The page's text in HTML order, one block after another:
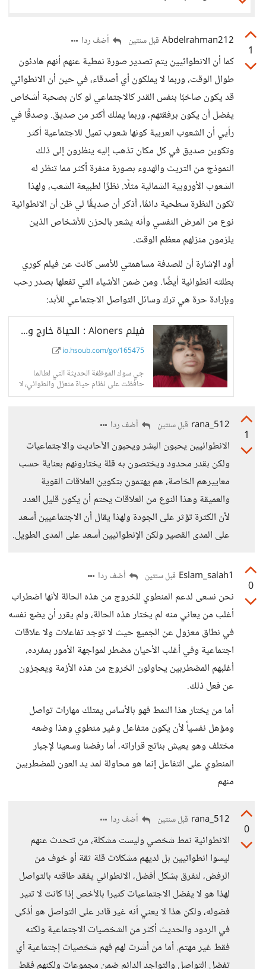
1
Abdelrahman212 قبل سنتين أضف ردا
كما أن الانطوائيين يتم تصدير صورة نمطية عنهم أنهم هادئون
طوال الوقت، وربما لا يملكون أي أصدقاء، في حين أن الانطوائي
قد يكون صاخبًا بنفس القدر كالاجتماعي لو كان بصحبة أشخاص
يفضل أن يكون برفقتهم، وربما يملك أكثر من صديق. وصدقًا في
رأيي أن الشعوب العربية كونها شعوب تميل للاجتماعية أكثر
وتكوين صديق في كل مكان تذهب إليه ينظرون إلى ذلك
النموذج من التريث والهدوء بصورة منفرة أكثر مما تنظر له
الشعوب الأوروبية الشمالية مثلًا. نظرًا لطبيعة الشعب، ولهذا
تكون النظرة سطحية دائمًا، أذكر أن صديقًا لي ظن أن الانطوائية
نوع من المرض النفسي وأنه يشعر بالحزن للأشخاص الذين
يلزمون منزلهم معظم الوقت.
أود الإشارة أن للصدفة مساهمتي للأمس كانت عن فيلم كوري
بطلته انطوائية أيضًا. ومن ضمن الأشياء التي تفعلها بصدر رحب
وبإرادة حرة هي ترك وسائل التواصل الاجتماعي للأبد:
فيلم Aloners : الحياة خارج وسائل التواصل ليست نعيمًا - حسوب I/O
io.hsoub.com/go/165475
جي سوك الموظفة الحديثة التي لطالما
حافظت على نظام حياة منعزل وانطوائي، لا
ترضح لضعوط استخدام
1
rana_512 قبل سنتين أضف ردا
الانطوائيين يحبون البشر ويحبون الأحاديث والاجتماعيات
ولكن بقدر محدود ويختصون به قلة يختارونهم بعناية حسب
معاييرهم الخاصة، هم يهتمون بتكوين العلاقات القوية
والعميقة وهذا النوع من العلاقات يحتم أن يكون قليل العدد
لأن الكثرة تؤثر على الجودة ولهذا يقال أن الاجتماعيين أسعد
على المدى القصير ولكن الإنطوائيين أسعد على المدى الطويل.
0
Eslam_salah1 قبل سنتين أضف ردا
نحن نسعى لدعم المنطوي للخروج من هذه الحالة لأنها اضطراب
أغلب من يعاني منه لم يختار هذه الحالة، ولم يقرر أن يضع نفسه
في نطاق معزول عن الجميع حيث لا توجد تفاعلات ولا علاقات
اجتماعية وفي أغلب الأحيان مضطر لمواجهة الأمور بمفرده،
أغلبهم المضطربين يحاولون الخروج من هذه الأزمة ويعجزون
عن فعل ذلك.
أما من يختار هذا النمط فهو بالأساس يمتلك مهارات تواصل
ومؤهل نفسياً لأن يكون متفاعل وغير منطوي وهذا وضعه
مختلف وهو يعيش بناتج قراراته، أما رفضنا وسعينا لإجبار
المنطوي على التفاعل إنما هو محاولة لمد يد العون للمضطربين
منهم
0
rana_512 قبل سنتين أضف ردا
الانطوائية نمط شخصي وليست مشكلة، من تتحدث عنهم
ليسوا انطوائيين بل لديهم مشكلات قلة ثقة أو خوف من
الرفض، لنفرق بشكل أفضل، الانطوائي يفقد طاقته بالتواصل
لهذا هو لا يفضل الاجتماعيات كثيرا بالأخص إذا كانت لا تثير
فضوله، ولكن هذا لا يعني أنه غير قادر على التواصل هو أذكى
في الردود والحديث أكثر من الشخصيات الاجتماعية ولكنه
فقط غير مهتم. أما من أشرت لهم فهم شخصيات إجتماعية أي